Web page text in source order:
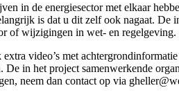
in de energiesector met elkaar
is dat u dit zelf ook nagaat.
of wijzigingen in wet- en regelgeving.
video’s met
in het project samenwerkende
neem dan contact op via